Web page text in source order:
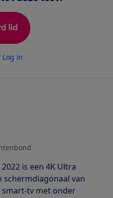
lid
Log in
is een 4K Ultra
schermdiagonaal van
smart-tv met onder